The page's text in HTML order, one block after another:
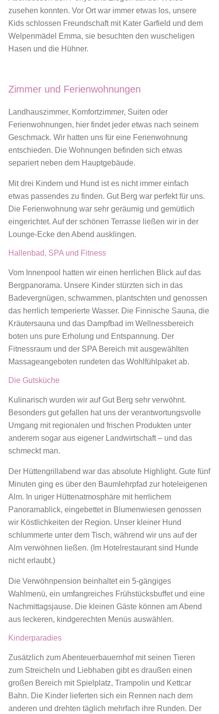
zusehen konnten. Vor Ort war immer etwas los, unsere
Kids schlossen Freundschaft mit Kater Garfield und dem
Welpenmädel Emma, sie besuchten den wuscheligen
Hasen und die Hühner.
Zimmer und Ferienwohnungen
Landhauszimmer, Komfortzimmer, Suiten oder
Ferienwohnungen, hier findet jeder etwas nach seinem
Geschmack. Wir hatten uns für eine Ferienwohnung
entschieden. Die Wohnungen befinden sich etwas
separiert neben dem Hauptgebäude.
Mit drei Kindern und Hund ist es nicht immer einfach
etwas passendes zu finden. Gut Berg war perfekt für uns.
Die Ferienwohnung war sehr geräumig und gemütlich
eingerichtet. Auf der schönen Terrasse ließen wir in der
Lounge-Ecke den Abend ausklingen.
Hallenbad, SPA und Fitness
Vom Innenpool hatten wir einen herrlichen Blick auf das
Bergpanorama. Unsere Kinder stürzten sich in das
Badevergnügen, schwammen, plantschten und genossen
das herrlich temperierte Wasser. Die Finnische Sauna, die
Kräutersauna und das Dampfbad im Wellnessbereich
boten uns pure Erholung und Entspannung. Der
Fitnessraum und der SPA Bereich mit ausgewählten
Massageangeboten rundeten das Wohlfühlpaket ab.
Die Gutsküche
Kulinarisch wurden wir auf Gut Berg sehr verwöhnt.
Besonders gut gefallen hat uns der verantwortungsvolle
Umgang mit regionalen und frischen Produkten unter
anderem sogar aus eigener Landwirtschaft – und das
schmeckt man.
Der Hüttengrillabend war das absolute Highlight. Gute fünf
Minuten ging es über den Baumlehrpfad zur hoteleigenen
Alm. In uriger Hüttenatmosphäre mit herrlichem
Panoramablick, eingebettet in Blumenwiesen genossen
wir Köstlichkeiten der Region. Unser kleiner Hund
schlummerte unter dem Tisch, während wir uns auf der
Alm verwöhnen ließen. (Im Hotelrestaurant sind Hunde
nicht erlaubt.)
Die Verwöhnpension beinhaltet ein 5-gängiges
Wahlmenü, ein umfangreiches Frühstücksbuffet und eine
Nachmittagsjause. Die kleinen Gäste können am Abend
aus leckeren, kindgerechten Menüs auswählen.
Kinderparadies
Zusätzlich zum Abenteuerbauernhof mit seinen Tieren
zum Streicheln und Liebhaben gibt es draußen einen
großen Bereich mit Spielplatz, Trampolin und Kettcar
Bahn. Die Kinder lieferten sich ein Rennen nach dem
anderen und drehten täglich mehrfach ihre Runden. Der